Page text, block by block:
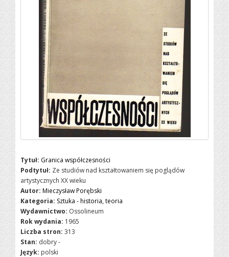
Tytuł: Granica współczesności
Podtytuł: Ze studiów nad kształtowaniem się poglądów
artystycznych XX wieku
Autor: Mieczysław Porębski
Kategoria: Sztuka - historia, teoria
Wydawnictwo: Ossolineum
Rok wydania: 1965
Liczba stron: 313
Stan: dobry -
Język: polski